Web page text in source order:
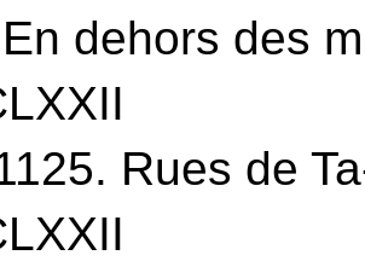
dehors des
Rues de